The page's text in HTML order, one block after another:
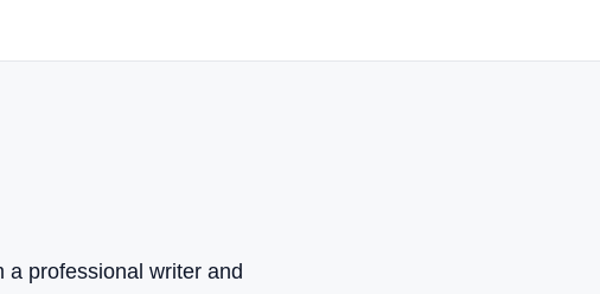
a professional writer and